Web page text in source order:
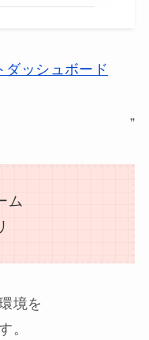
ダッシュボード
”
ム
境を
。